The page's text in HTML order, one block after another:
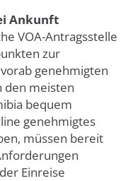
Ankunft
VOA-Antragsstelle
zur
genehmigten
den meisten
bequem
genehmigtes
müssen bereit
Einreise